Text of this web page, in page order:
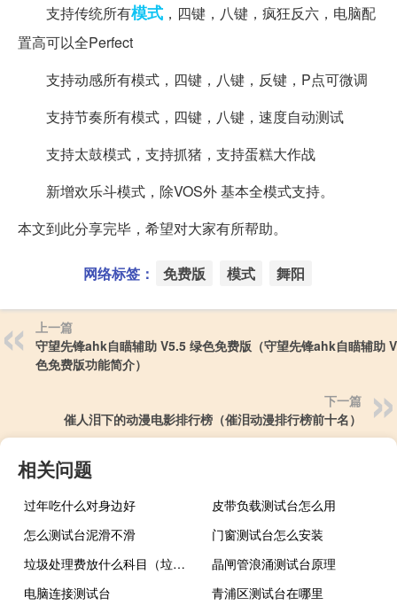
支持传统所有模式 ，四键，八键，疯狂反六，电脑配
置高可以全Perfect
支持动感所有模式，四键，八键，反键，P点可微调
支持节奏所有模式，四键，八键，速度自动测试
支持太鼓模式，支持抓猪，支持蛋糕大作战
新增欢乐斗模式，除VOS外 基本全模式支持。
本文到此分享完毕，希望对大家有所帮助。
网络标签： 免费版 模式 舞阳
上一篇
守望先锋ahk自瞄辅助 V5.5 绿色免费版（守望先锋ahk自瞄辅助
色免费版功能简介）
下一篇
催人泪下的动漫电影排行榜（催泪动漫排行榜前十名）
相关问题
过年吃什么对身边好
皮带负载测试台怎么用
怎么测试台泥滑不滑
门窗测试台怎么安装
垃圾处理费放什么科目（垃圾处理费入什么科目）
晶闸管浪涌测试台原理
电脑连接测试台
青浦区测试台在哪里